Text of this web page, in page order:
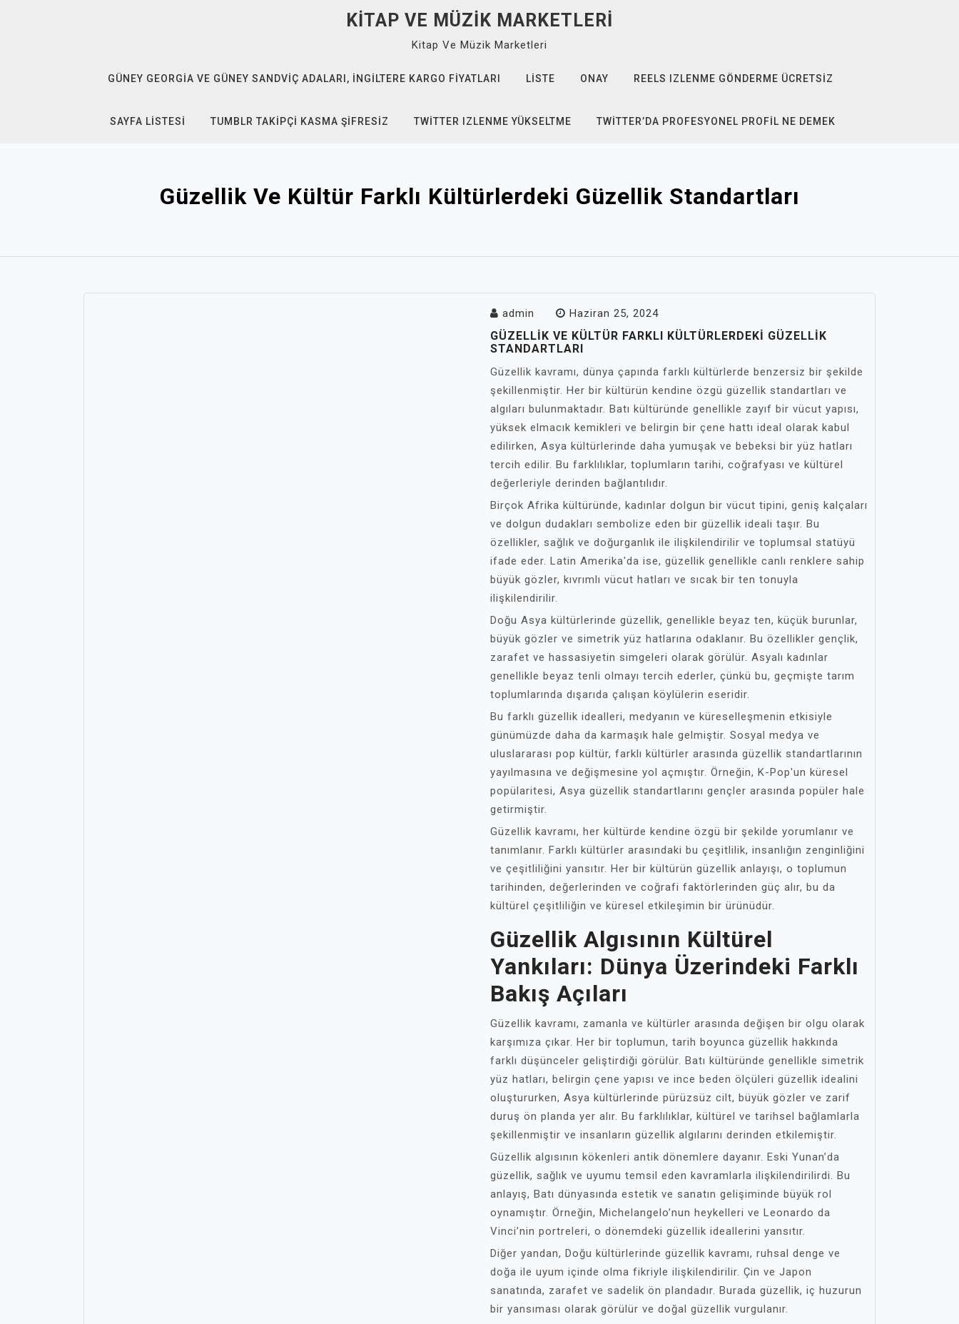
KITAP VE MÜZIK MARKETLERI
Kitap Ve Müzik Marketleri
GÜNEY GEORGIA VE GÜNEY SANDVIÇ ADALARI, İNGILTERE KARGO FIYATLARI LISTE ONAY REELS IZLENME GÖNDERME ÜCRETSIZ
SAYFA LISTESI TUMBLR TAKIPÇI KASMA ŞIFRESIZ TWITTER IZLENME YÜKSELTME TWITTER’DA PROFESYONEL PROFIL NE DEMEK
Güzellik Ve Kültür Farklı Kültürlerdeki Güzellik Standartları
admin Haziran 25, 2024
GÜZELLIK VE KÜLTÜR FARKLI KÜLTÜRLERDEKI GÜZELLIK
STANDARTLARI
Güzellik kavramı, dünya çapında farklı kültürlerde benzersiz bir şekilde
şekillenmiştir. Her bir kültürün kendine özgü güzellik standartları ve
algıları bulunmaktadır. Batı kültüründe genellikle zayıf bir vücut yapısı,
yüksek elmacık kemikleri ve belirgin bir çene hattı ideal olarak kabul
edilirken, Asya kültürlerinde daha yumuşak ve bebeksi bir yüz hatları
tercih edilir. Bu farklılıklar, toplumların tarihi, coğrafyası ve kültürel
değerleriyle derinden bağlantılıdır.
Birçok Afrika kültüründe, kadınlar dolgun bir vücut tipini, geniş kalçaları
ve dolgun dudakları sembolize eden bir güzellik ideali taşır. Bu
özellikler, sağlık ve doğurganlık ile ilişkilendirilir ve toplumsal statüyü
ifade eder. Latin Amerika'da ise, güzellik genellikle canlı renklere sahip
büyük gözler, kıvrımlı vücut hatları ve sıcak bir ten tonuyla
ilişkilendirilir.
Doğu Asya kültürlerinde güzellik, genellikle beyaz ten, küçük burunlar,
büyük gözler ve simetrik yüz hatlarına odaklanır. Bu özellikler gençlik,
zarafet ve hassasiyetin simgeleri olarak görülür. Asyalı kadınlar
genellikle beyaz tenli olmayı tercih ederler, çünkü bu, geçmişte tarım
toplumlarında dışarıda çalışan köylülerin eseridir.
Bu farklı güzellik idealleri, medyanın ve küreselleşmenin etkisiyle
günümüzde daha da karmaşık hale gelmiştir. Sosyal medya ve
uluslararası pop kültür, farklı kültürler arasında güzellik standartlarının
yayılmasına ve değişmesine yol açmıştır. Örneğin, K-Pop'un küresel
popülaritesi, Asya güzellik standartlarını gençler arasında popüler hale
getirmiştir.
Güzellik kavramı, her kültürde kendine özgü bir şekilde yorumlanır ve
tanımlanır. Farklı kültürler arasındaki bu çeşitlilik, insanlığın zenginliğini
ve çeşitliliğini yansıtır. Her bir kültürün güzellik anlayışı, o toplumun
tarihinden, değerlerinden ve coğrafi faktörlerinden güç alır, bu da
kültürel çeşitliliğin ve küresel etkileşimin bir ürünüdür.
Güzellik Algısının Kültürel
Yankıları: Dünya Üzerindeki Farklı
Bakış Açıları
Güzellik kavramı, zamanla ve kültürler arasında değişen bir olgu olarak
karşımıza çıkar. Her bir toplumun, tarih boyunca güzellik hakkında
farklı düşünceler geliştirdiği görülür. Batı kültüründe genellikle simetrik
yüz hatları, belirgin çene yapısı ve ince beden ölçüleri güzellik idealini
oluştururken, Asya kültürlerinde pürüzsüz cilt, büyük gözler ve zarif
duruş ön planda yer alır. Bu farklılıklar, kültürel ve tarihsel bağlamlarla
şekillenmiştir ve insanların güzellik algılarını derinden etkilemiştir.
Güzellik algısının kökenleri antik dönemlere dayanır. Eski Yunan’da
güzellik, sağlık ve uyumu temsil eden kavramlarla ilişkilendirilirdi. Bu
anlayış, Batı dünyasında estetik ve sanatın gelişiminde büyük rol
oynamıştır. Örneğin, Michelangelo’nun heykelleri ve Leonardo da
Vinci’nin portreleri, o dönemdeki güzellik ideallerini yansıtır.
Diğer yandan, Doğu kültürlerinde güzellik kavramı, ruhsal denge ve
doğa ile uyum içinde olma fikriyle ilişkilendirilir. Çin ve Japon
sanatında, zarafet ve sadelik ön plandadır. Burada güzellik, iç huzurun
bir yansıması olarak görülür ve doğal güzellik vurgulanır.